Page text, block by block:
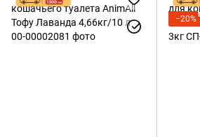
−20%